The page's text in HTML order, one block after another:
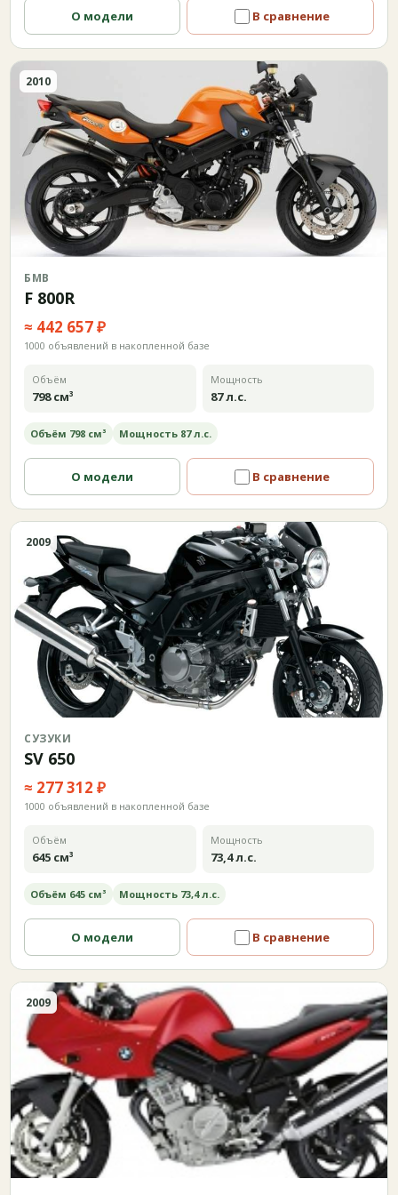
О модели В сравнение
2010
БМВ
F 800R
≈ 442 657 ₽
1000 объявлений в накопленной базе
Объём
798 см³
Мощность
87 л.с.
Объём 798 см³ Мощность 87 л.с.
О модели В сравнение
2009
СУЗУКИ
SV 650
≈ 277 312 ₽
1000 объявлений в накопленной базе
Объём
645 см³
Мощность
73,4 л.с.
Объём 645 см³ Мощность 73,4 л.с.
О модели В сравнение
2009